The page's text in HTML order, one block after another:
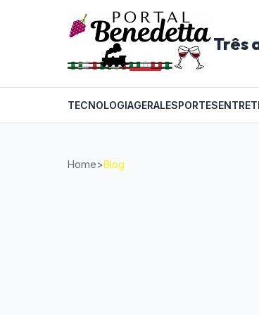
Três
TECNOLOGIAGERALESPORTES
Home>Blog